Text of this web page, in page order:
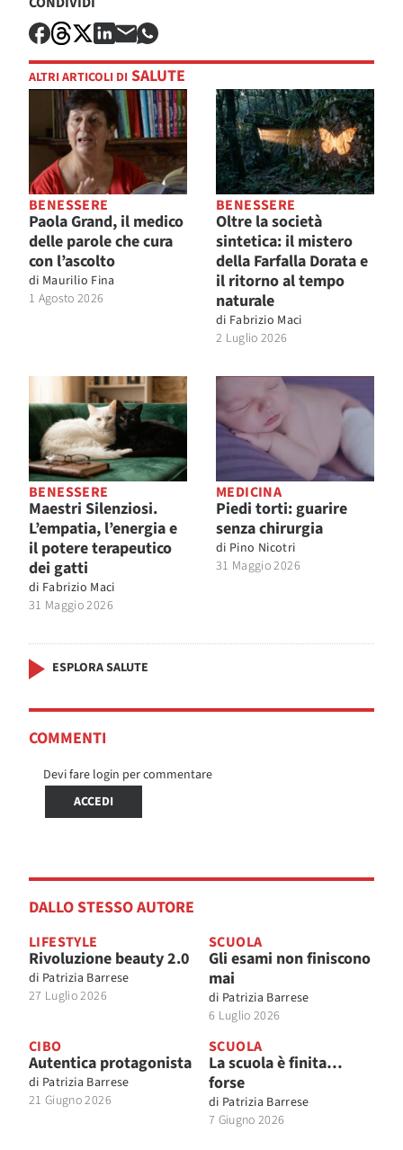
ALTRI ARTICOLI DI SALUTE
BENESSERE
Paola Grand, il medico
delle parole che cura
con l’ascolto
di Maurilio Fina
1 Agosto 2026
BENESSERE
Oltre la società
sintetica: il mistero
della Farfalla Dorata e
il ritorno al tempo
naturale
di Fabrizio Maci
2 Luglio 2026
BENESSERE
Maestri Silenziosi.
L’empatia, l’energia e
il potere terapeutico
dei gatti
di Fabrizio Maci
31 Maggio 2026
MEDICINA
Piedi torti: guarire
senza chirurgia
di Pino Nicotri
31 Maggio 2026
ESPLORA SALUTE
COMMENTI
Devi fare login per commentare
ACCEDI
DALLO STESSO AUTORE
LIFESTYLE
Rivoluzione beauty 2.0
di Patrizia Barrese
27 Luglio 2026
SCUOLA
Gli esami non finiscono
mai
di Patrizia Barrese
6 Luglio 2026
CIBO
Autentica protagonista
di Patrizia Barrese
21 Giugno 2026
SCUOLA
La scuola è finita…
forse
di Patrizia Barrese
7 Giugno 2026